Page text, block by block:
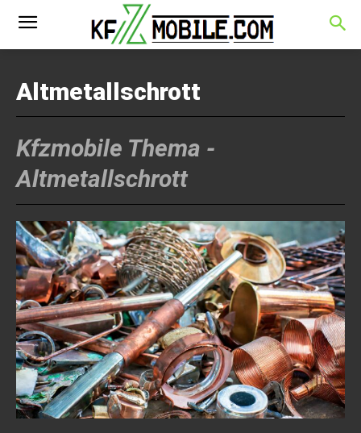
Altmetallschrott
Kfzmobile Thema -
Altmetallschrott